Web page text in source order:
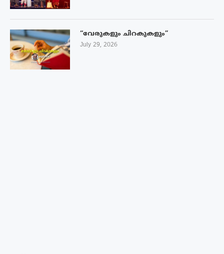
“വേരുകളും ചിറകുകളും”
July 29, 2026